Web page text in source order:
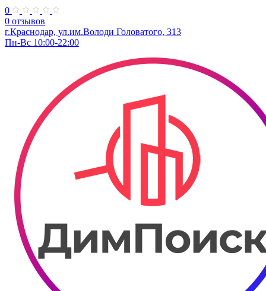
0
0 отзывов
г.Краснодар, ул.им.Володи Головатого, 313
Пн-Вс 10:00-22:00